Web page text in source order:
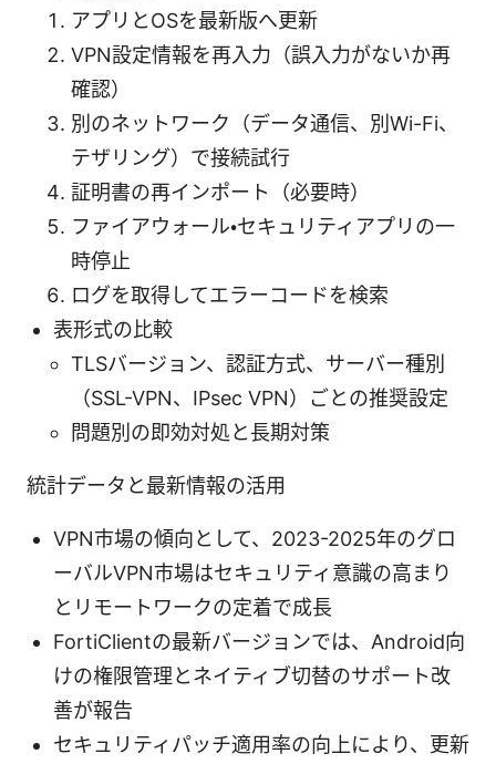
アプリとOSを最新版へ更新
VPN設定情報を再入力（誤入力がないか再
確認）
別のネットワーク（データ通信、別Wi-Fi、
テザリング）で接続試行
証明書の再インポート（必要時）
ファイアウォール・セキュリティアプリの一
時停止
ログを取得してエラーコードを検索
表形式の比較
TLSバージョン、認証方式、サーバー種別
（SSL-VPN、IPsec VPN）ごとの推奨設定
問題別の即効対処と長期対策
統計データと最新情報の活用
VPN市場の傾向として、2023-2025年のグロ
ーバルVPN市場はセキュリティ意識の高まり
とリモートワークの定着で成長
FortiClientの最新バージョンでは、Android向
けの権限管理とネイティブ切替のサポート改
善が報告
セキュリティパッチ適用率の向上により、更新